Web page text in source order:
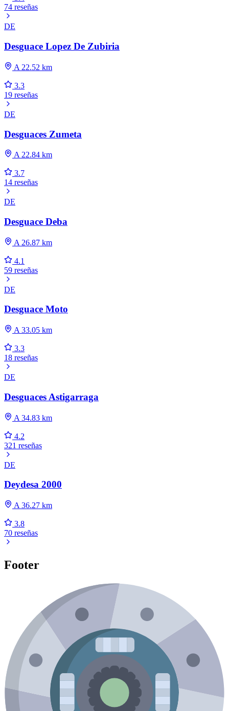
74 reseñas
DE
Desguace Lopez De Zubiria
A 22.52 km
3.3
19 reseñas
DE
Desguaces Zumeta
A 22.84 km
3.7
14 reseñas
DE
Desguace Deba
A 26.87 km
4.1
59 reseñas
DE
Desguace Moto
A 33.05 km
3.3
18 reseñas
DE
Desguaces Astigarraga
A 34.83 km
4.2
321 reseñas
DE
Deydesa 2000
A 36.27 km
3.8
70 reseñas
Footer